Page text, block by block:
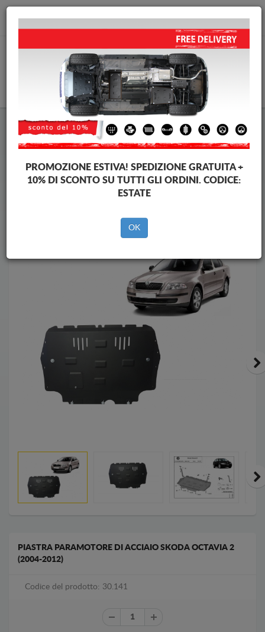
info@piastraparamotore.com
Piastra paramotore di acciaio Skoda
Piastra paramotore di acciaio Skoda Octavia
Brands
Brands
PIASTRA PARAMOTORE DI ACCIAIO SKODA OCTAVIA 2
(2004-2012)
Codice del prodotto: 30.141
PROMOZIONE ESTIVA! SPEDIZIONE GRATUITA +
10% DI SCONTO SU TUTTI GLI ORDINI. CODICE:
ESTATE
OK